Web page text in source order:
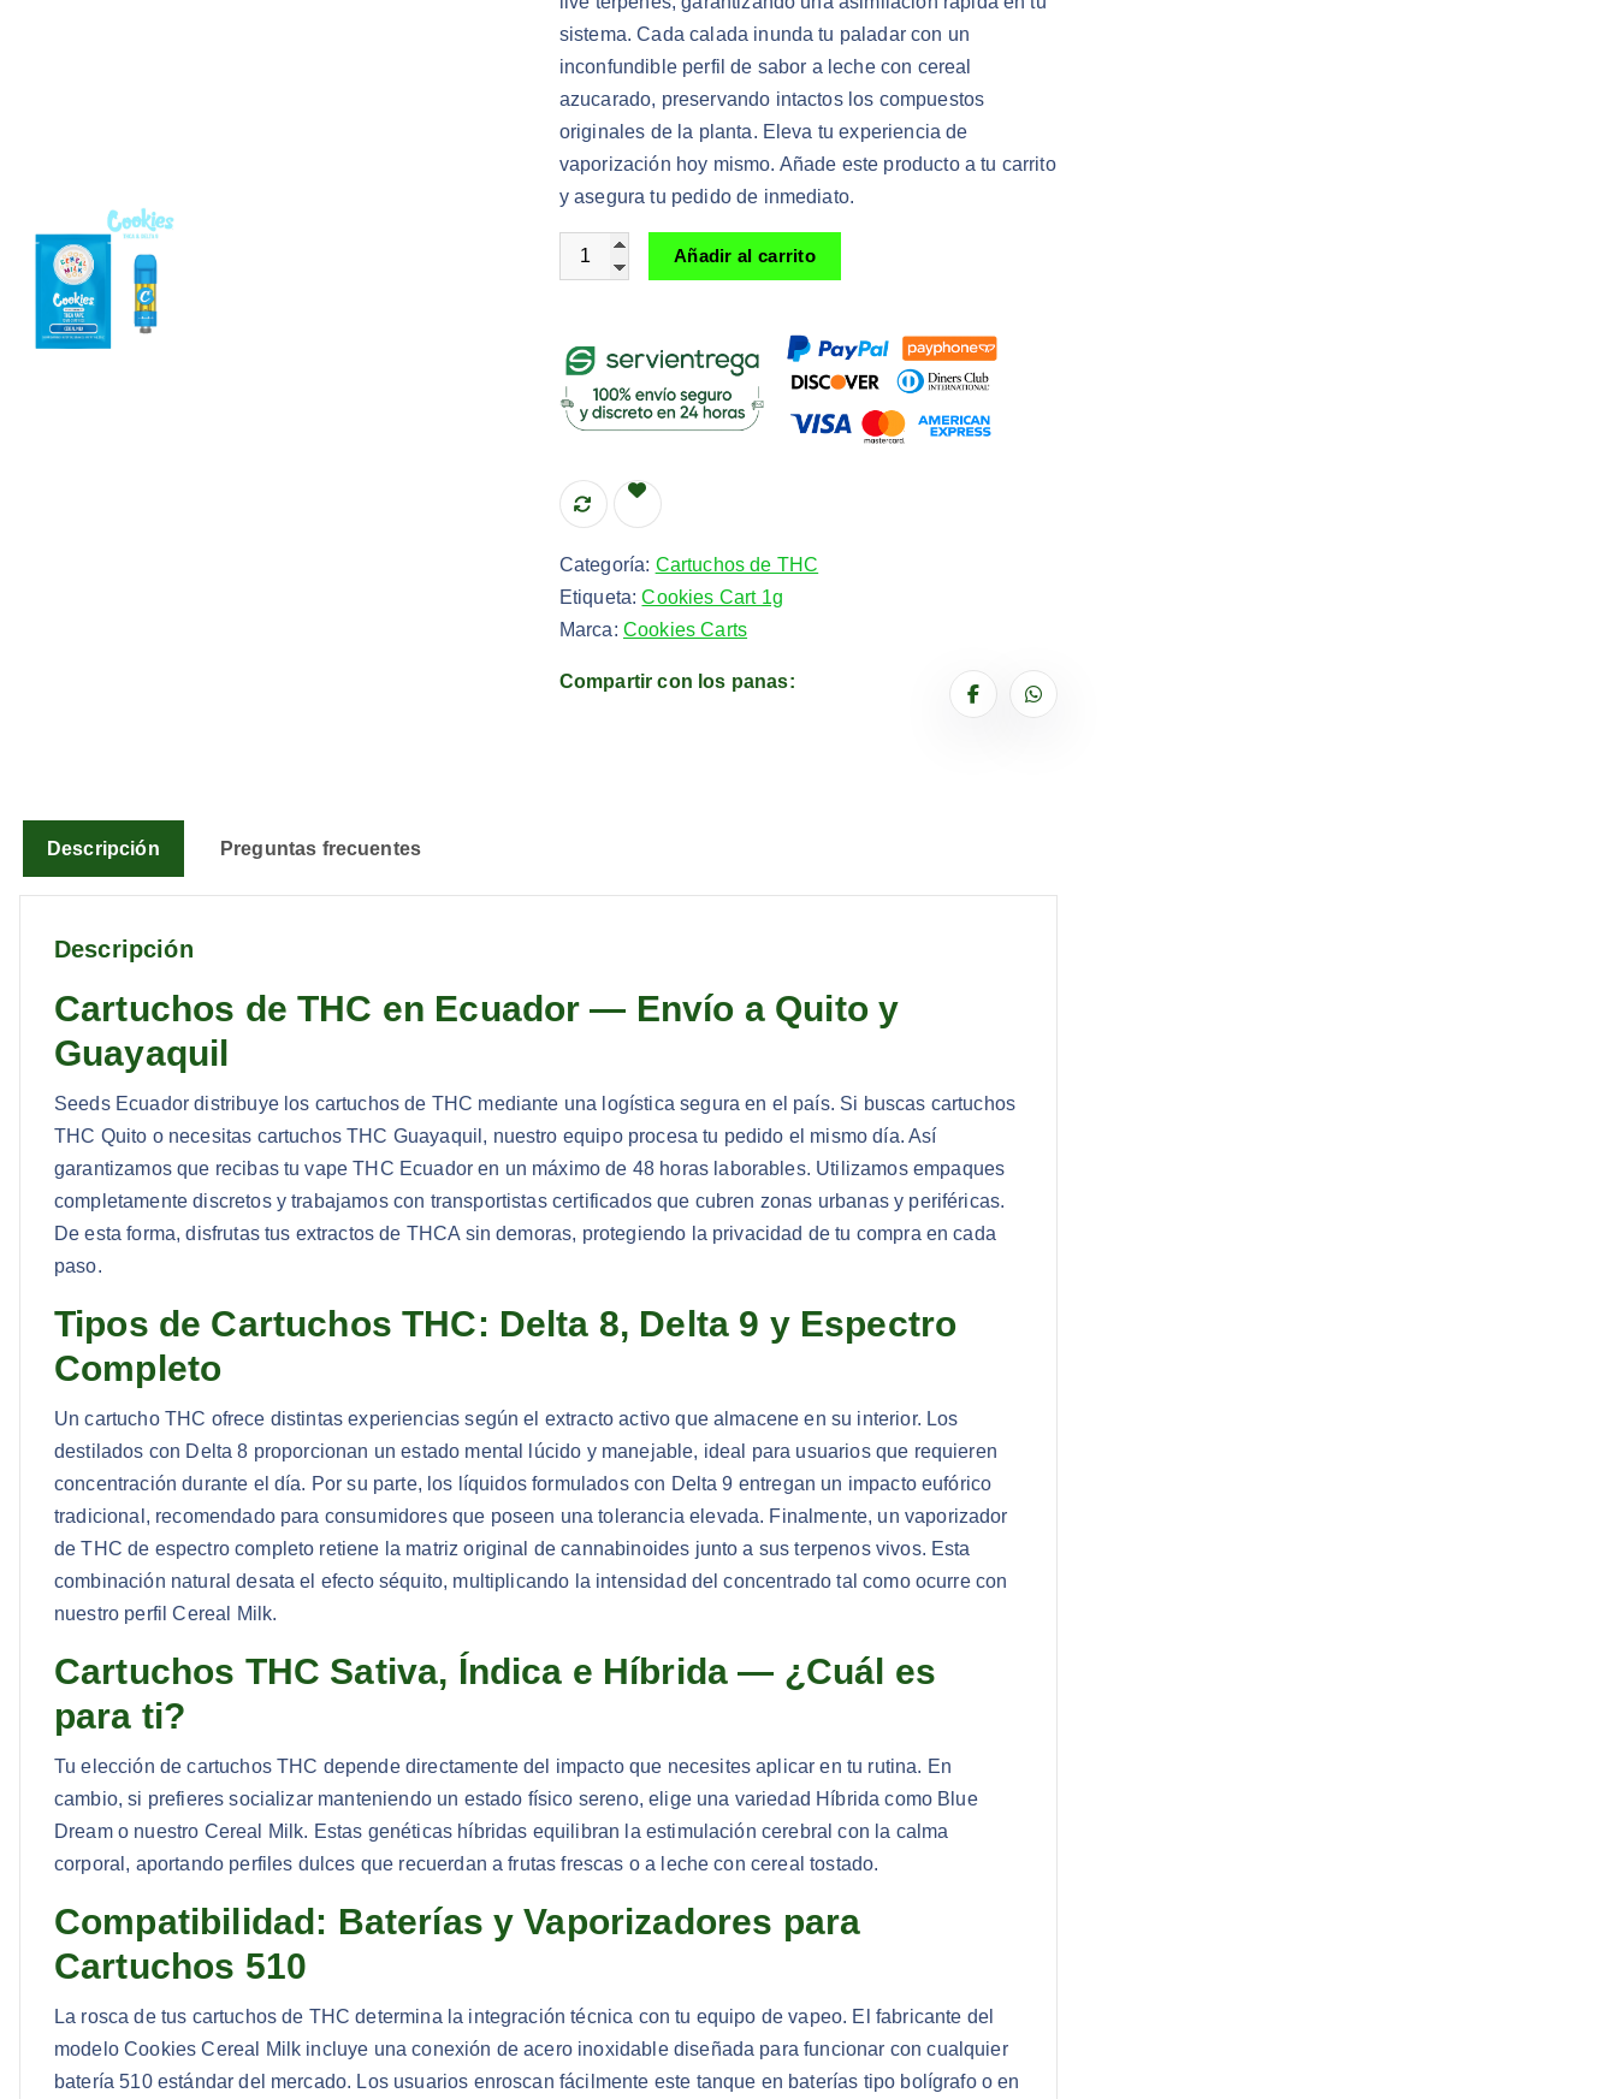
sistema. Cada calada inunda tu paladar con un
inconfundible perfil de sabor a leche con cereal
azucarado, preservando intactos los compuestos
originales de la planta. Eleva tu experiencia de
vaporización hoy mismo. Añade este producto a tu carrito
y asegura tu pedido de inmediato.
Cartuchos de THC Cookies Cereal Milk 1g Hibrido de THCA Puro cantidad
Añadir al carrito
Categoría: Cartuchos de THC
Etiqueta:Cookies Cart 1g
Marca: Cookies Carts
Compartir con los panas:
Descripción Preguntas frecuentes
Descripción
Cartuchos de THC en Ecuador — Envío a Quito y
Guayaquil
Seeds Ecuador distribuye los cartuchos de THC mediante una logística segura en el país. Si buscas cartuchos
THC Quito o necesitas cartuchos THC Guayaquil, nuestro equipo procesa tu pedido el mismo día. Así
garantizamos que recibas tu vape THC Ecuador en un máximo de 48 horas laborables. Utilizamos empaques
completamente discretos y trabajamos con transportistas certificados que cubren zonas urbanas y periféricas.
De esta forma, disfrutas tus extractos de THCA sin demoras, protegiendo la privacidad de tu compra en cada
paso.
Tipos de Cartuchos THC: Delta 8, Delta 9 y Espectro
Completo
Un cartucho THC ofrece distintas experiencias según el extracto activo que almacene en su interior. Los
destilados con Delta 8 proporcionan un estado mental lúcido y manejable, ideal para usuarios que requieren
concentración durante el día. Por su parte, los líquidos formulados con Delta 9 entregan un impacto eufórico
tradicional, recomendado para consumidores que poseen una tolerancia elevada. Finalmente, un vaporizador
de THC de espectro completo retiene la matriz original de cannabinoides junto a sus terpenos vivos. Esta
combinación natural desata el efecto séquito, multiplicando la intensidad del concentrado tal como ocurre con
nuestro perfil Cereal Milk.
Cartuchos THC Sativa, Índica e Híbrida — ¿Cuál es
para ti?
Tu elección de cartuchos THC depende directamente del impacto que necesites aplicar en tu rutina. En
cambio, si prefieres socializar manteniendo un estado físico sereno, elige una variedad Híbrida como Blue
Dream o nuestro Cereal Milk. Estas genéticas híbridas equilibran la estimulación cerebral con la calma
corporal, aportando perfiles dulces que recuerdan a frutas frescas o a leche con cereal tostado.
Compatibilidad: Baterías y Vaporizadores para
Cartuchos 510
La rosca de tus cartuchos de THC determina la integración técnica con tu equipo de vapeo. El fabricante del
modelo Cookies Cereal Milk incluye una conexión de acero inoxidable diseñada para funcionar con cualquier
batería 510 estándar del mercado. Los usuarios enroscan fácilmente este tanque en baterías tipo bolígrafo o en